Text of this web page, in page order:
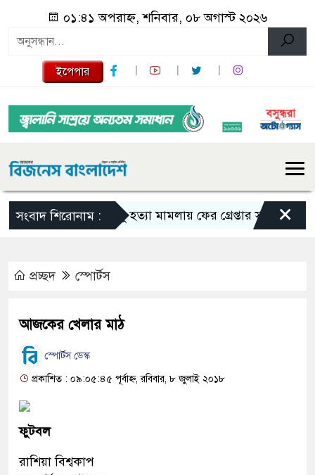
০১:৪১ অপরাহ্ন, শনিবার, ০৮ অগাস্ট ২০২৬
ইপেপার
সংবাদ শিরোনাম :তনু হত্যা মামলায় ফের গ্রেপ্তার সাবেক ×
প্রচ্ছদ স্পোর্টস
আজকের খেলার মাঠ
স্পোর্টস ডেস্ক
প্রকাশিত : ০৯:০৫:৪৫ পূর্বাহ্ন, রবিবার, ৮ জুলাই ২০১৮
ফুটবল
রাশিয়া বিশ্বকাপ